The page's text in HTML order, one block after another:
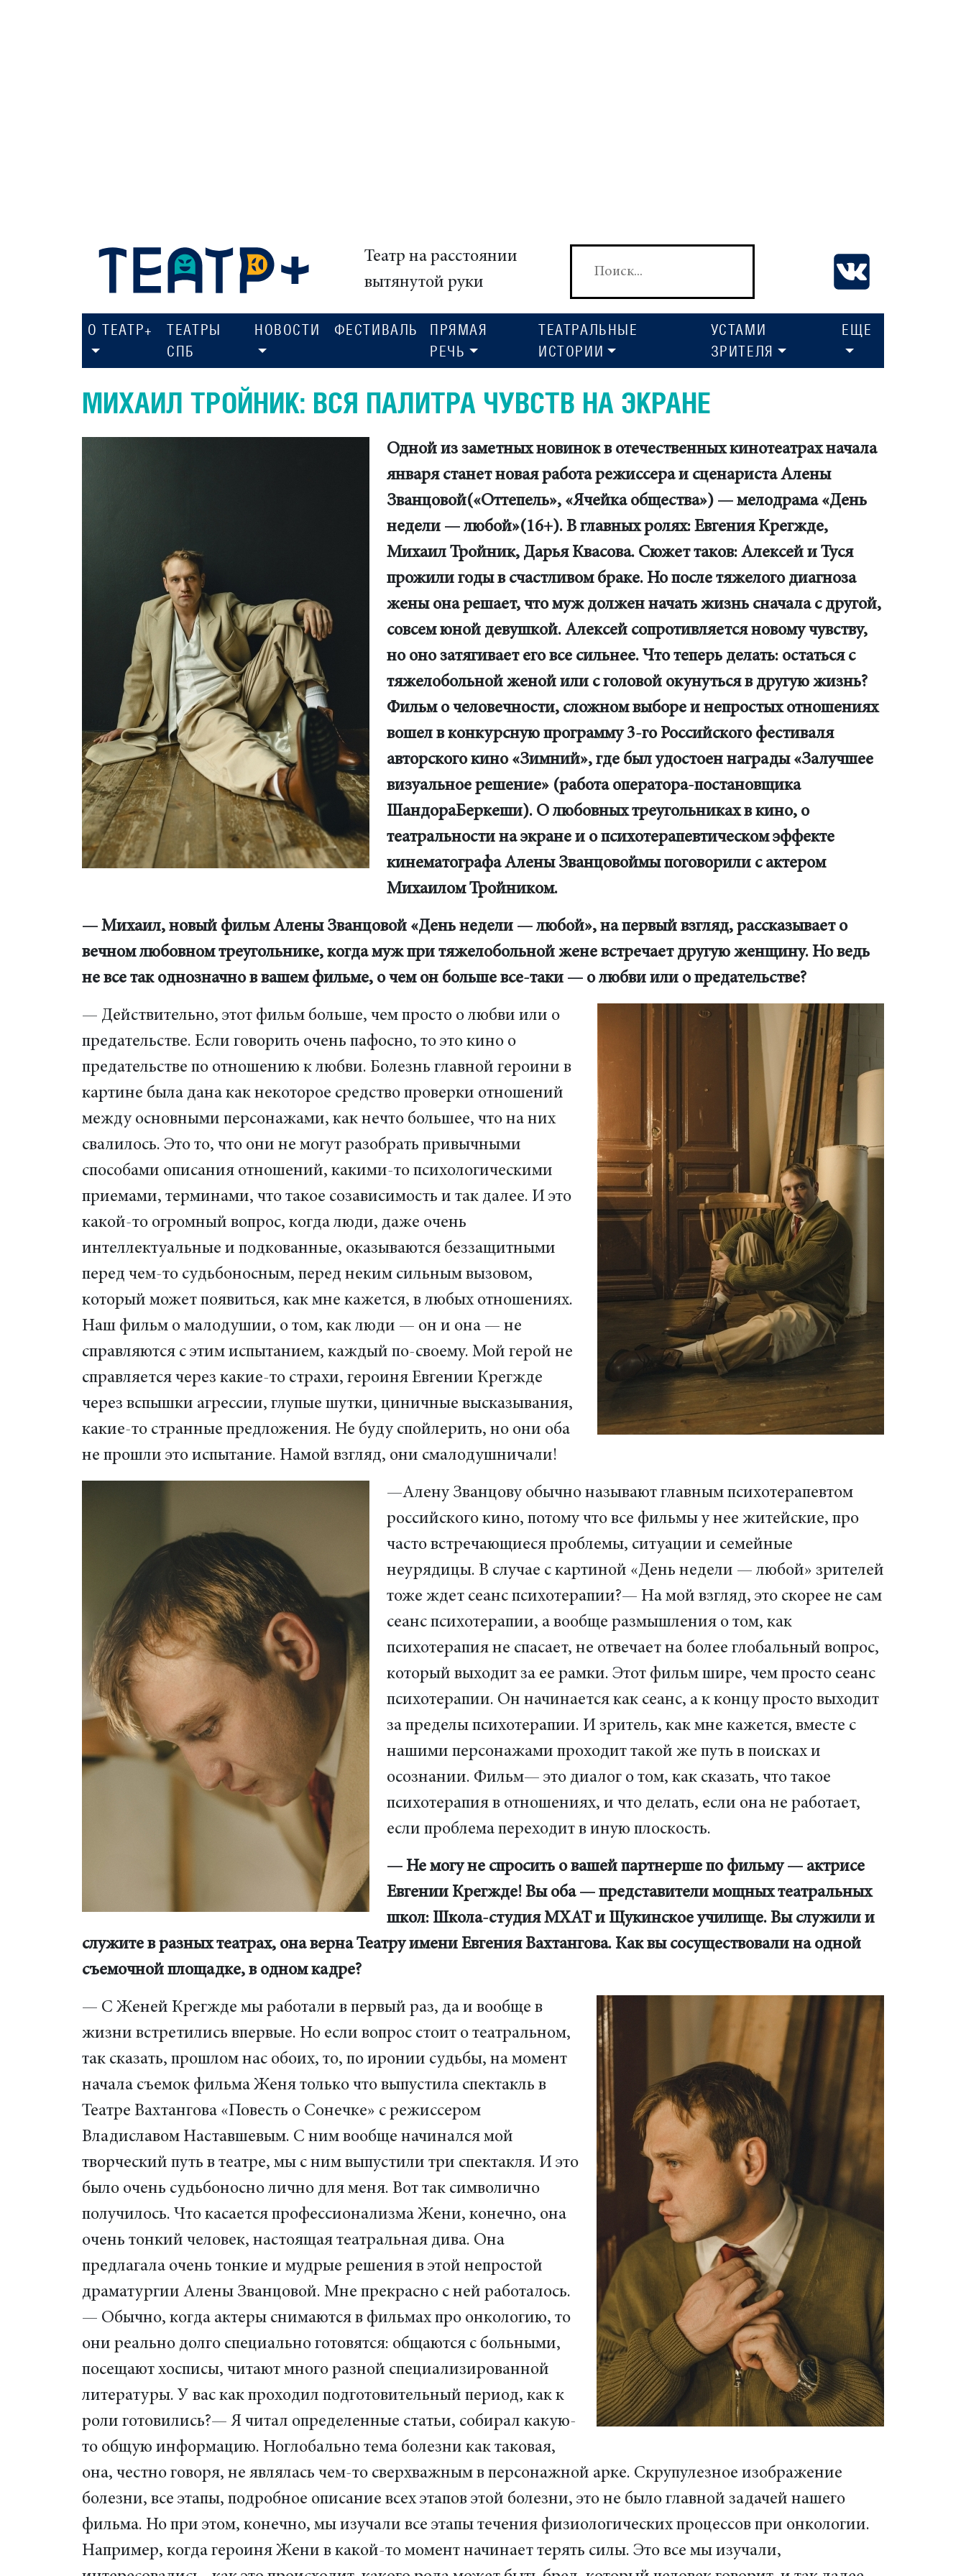
Театр на расстоянии
вытянутой руки
О ТЕАТР+
ТЕАТРЫ
СПБ
НОВОСТИ ФЕСТИВАЛЬ
ПРЯМАЯ
РЕЧЬ
ТЕАТРАЛЬНЫЕ
ИСТОРИИ
УСТАМИ
ЗРИТЕЛЯ
ЕЩЕ
МИХАИЛ ТРОЙНИК: ВСЯ ПАЛИТРА ЧУВСТВ НА ЭКРАНЕ
Одной из заметных новинок в отечественных кинотеатрах начала
января станет новая работа режиссера и сценариста Алены
Званцовой(«Оттепель», «Ячейка общества») — мелодрама «День
недели — любой»(16+). В главных ролях: Евгения Крегжде,
Михаил Тройник, Дарья Квасова. Сюжет таков: Алексей и Туся
прожили годы в счастливом браке. Но после тяжелого диагноза
жены она решает, что муж должен начать жизнь сначала с другой,
совсем юной девушкой. Алексей сопротивляется новому чувству,
но оно затягивает его все сильнее. Что теперь делать: остаться с
тяжелобольной женой или с головой окунуться в другую жизнь?
Фильм о человечности, сложном выборе и непростых отношениях
вошел в конкурсную программу 3-го Российского фестиваля
авторского кино «Зимний», где был удостоен награды «Залучшее
визуальное решение» (работа оператора-постановщика
ШандораБеркеши). О любовных треугольниках в кино, о
театральности на экране и о психотерапевтическом эффекте
кинематографа Алены Званцовоймы поговорили с актером
Михаилом Тройником.
— Михаил, новый фильм Алены Званцовой «День недели — любой», на первый взгляд, рассказывает о
вечном любовном треугольнике, когда муж при тяжелобольной жене встречает другую женщину. Но ведь
не все так однозначно в вашем фильме, о чем он больше все-таки — о любви или о предательстве?
— Действительно, этот фильм больше, чем просто о любви или о
предательстве. Если говорить очень пафосно, то это кино о
предательстве по отношению к любви. Болезнь главной героини в
картине была дана как некоторое средство проверки отношений
между основными персонажами, как нечто большее, что на них
свалилось. Это то, что они не могут разобрать привычными
способами описания отношений, какими-то психологическими
приемами, терминами, что такое созависимость и так далее. И это
какой-то огромный вопрос, когда люди, даже очень
интеллектуальные и подкованные, оказываются беззащитными
перед чем-то судьбоносным, перед неким сильным вызовом,
который может появиться, как мне кажется, в любых отношениях.
Наш фильм о малодушии, о том, как люди — он и она — не
справляются с этим испытанием, каждый по-своему. Мой герой не
справляется через какие-то страхи, героиня Евгении Крегжде
через вспышки агрессии, глупые шутки, циничные высказывания,
какие-то странные предложения. Не буду спойлерить, но они оба
не прошли это испытание. Намой взгляд, они смалодушничали!
—Алену Званцову обычно называют главным психотерапевтом
российского кино, потому что все фильмы у нее житейские, про
часто встречающиеся проблемы, ситуации и семейные
неурядицы. В случае с картиной «День недели — любой» зрителей
тоже ждет сеанс психотерапии?— На мой взгляд, это скорее не сам
сеанс психотерапии, а вообще размышления о том, как
психотерапия не спасает, не отвечает на более глобальный вопрос,
который выходит за ее рамки. Этот фильм шире, чем просто сеанс
психотерапии. Он начинается как сеанс, а к концу просто выходит
за пределы психотерапии. И зритель, как мне кажется, вместе с
нашими персонажами проходит такой же путь в поисках и
осознании. Фильм— это диалог о том, как сказать, что такое
психотерапия в отношениях, и что делать, если она не работает,
если проблема переходит в иную плоскость.
— Не могу не спросить о вашей партнерше по фильму — актрисе
Евгении Крегжде! Вы оба — представители мощных театральных
школ: Школа-студия МХАТ и Щукинское училище. Вы служили и
служите в разных театрах, она верна Театру имени Евгения Вахтангова. Как вы сосуществовали на одной
съемочной площадке, в одном кадре?
— С Женей Крегжде мы работали в первый раз, да и вообще в
жизни встретились впервые. Но если вопрос стоит о театральном,
так сказать, прошлом нас обоих, то, по иронии судьбы, на момент
начала съемок фильма Женя только что выпустила спектакль в
Театре Вахтангова «Повесть о Сонечке» с режиссером
Владиславом Наставшевым. С ним вообще начинался мой
творческий путь в театре, мы с ним выпустили три спектакля. И это
было очень судьбоносно лично для меня. Вот так символично
получилось. Что касается профессионализма Жени, конечно, она
очень тонкий человек, настоящая театральная дива. Она
предлагала очень тонкие и мудрые решения в этой непростой
драматургии Алены Званцовой. Мне прекрасно с ней работалось.
— Обычно, когда актеры снимаются в фильмах про онкологию, то
они реально долго специально готовятся: общаются с больными,
посещают хосписы, читают много разной специализированной
литературы. У вас как проходил подготовительный период, как к
роли готовились?— Я читал определенные статьи, собирал какую-
то общую информацию. Ноглобально тема болезни как таковая,
она, честно говоря, не являлась чем-то сверхважным в персонажной арке. Скрупулезное изображение
болезни, все этапы, подробное описание всех этапов этой болезни, это не было главной задачей нашего
фильма. Но при этом, конечно, мы изучали все этапы течения физиологических процессов при онкологии.
Например, когда героиня Жени в какой-то момент начинает терять силы. Это все мы изучали,